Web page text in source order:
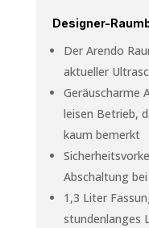
Designer-
Der Arendo
aktueller
Geräuscharme
leisen Betrieb,
kaum bemerkt
Abschaltung
1,3 Liter
stundenlanges